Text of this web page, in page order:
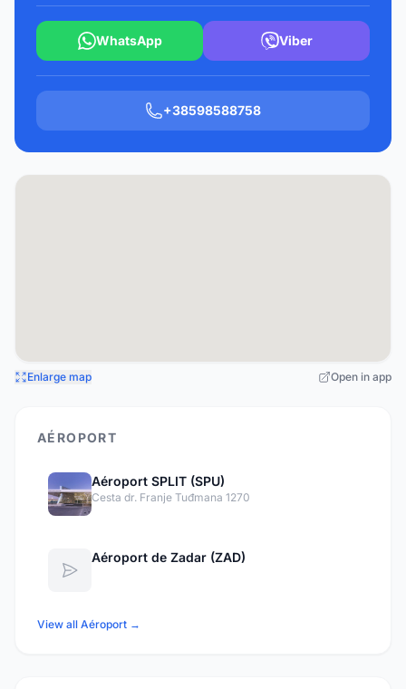
WhatsApp Viber
+38598588758
Enlarge map Open in app
AÉROPORT
Aéroport SPLIT (SPU)
Cesta dr. Franje Tuđmana 1270
Aéroport de Zadar (ZAD)
View all Aéroport →